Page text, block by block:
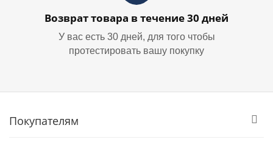
Возврат товара в течение 30 дней
У вас есть 30 дней, для того чтобы
протестировать вашу покупку
Покупателям